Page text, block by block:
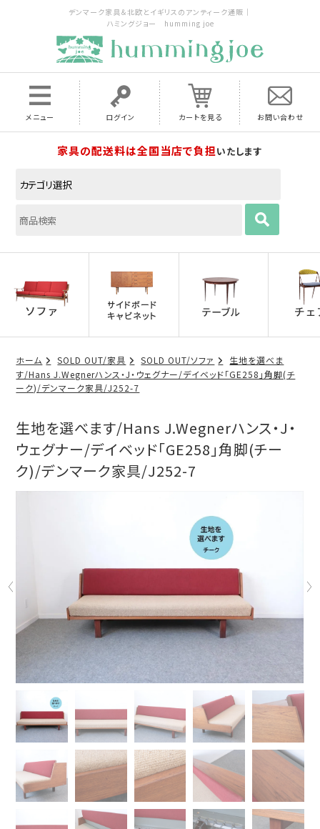
デンマーク家具＆北欧とイギリスのアンティーク通販｜
ハミングジョー humming joe
メニュー ログイン カートを見る お問い合わせ
家具の配送料は全国当店で負担いたします
ホーム SOLD OUT/家具 SOLD OUT/ソファ
生地を選べま
す/Hans J.Wegnerハンス・J・ウェグナー/デイベッド「GE258」角脚(チ
ーク)/デンマーク家具/J252-7
生地を選べます/Hans J.Wegnerハンス・J・
ウェグナー/デイベッド「GE258」角脚(チー
ク)/デンマーク家具/J252-7